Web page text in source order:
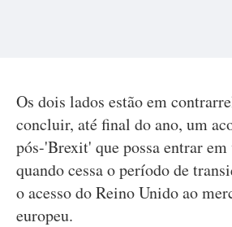
Os dois lados estão em
concluir, até final do ano, um
pós-'Brexit' que possa entrar
quando cessa o período de
o acesso do Reino Unido ao
europeu.